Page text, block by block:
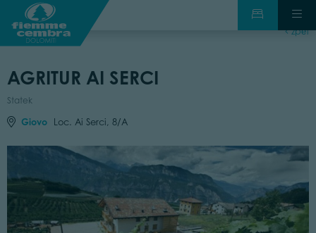
zpět
AGRITUR AI SERCI
Statek
Giovo Loc. Ai Serci, 8/A